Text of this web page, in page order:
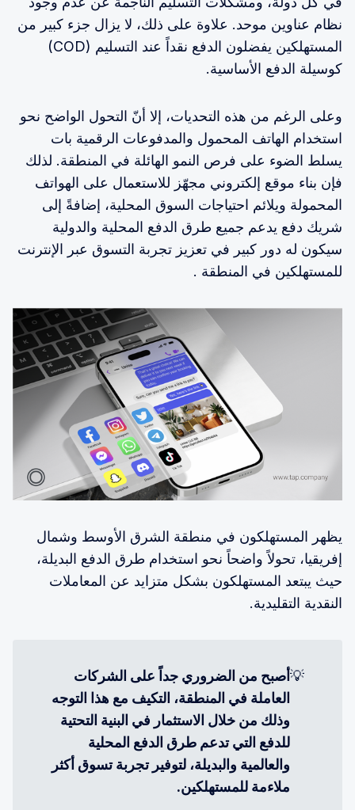
نظام عناوين موحد. علاوة على ذلك، لا يزال جزء كبير من
المستهلكين يفضلون الدفع نقداً عند التسليم (COD)
كوسيلة الدفع الأساسية.
وعلى الرغم من هذه التحديات، إلا أنّ التحول الواضح نحو
استخدام الهاتف المحمول والمدفوعات الرقمية بات
يسلط الضوء على فرص النمو الهائلة في المنطقة. لذلك
فإن بناء موقع إلكتروني مجهّز للاستعمال على الهواتف
المحمولة ويلائم احتياجات السوق المحلية، إضافةً إلى
شريك دفع يدعم جميع طرق الدفع المحلية والدولية
سيكون له دور كبير في تعزيز تجربة التسوق عبر الإنترنت
للمستهلكين في المنطقة .
يظهر المستهلكون في منطقة الشرق الأوسط وشمال
إفريقيا، تحولاً واضحاً نحو استخدام طرق الدفع البديلة،
حيث يبتعد المستهلكون بشكل متزايد عن المعاملات
النقدية التقليدية.
💡
ملاءمة للمستهلكين.